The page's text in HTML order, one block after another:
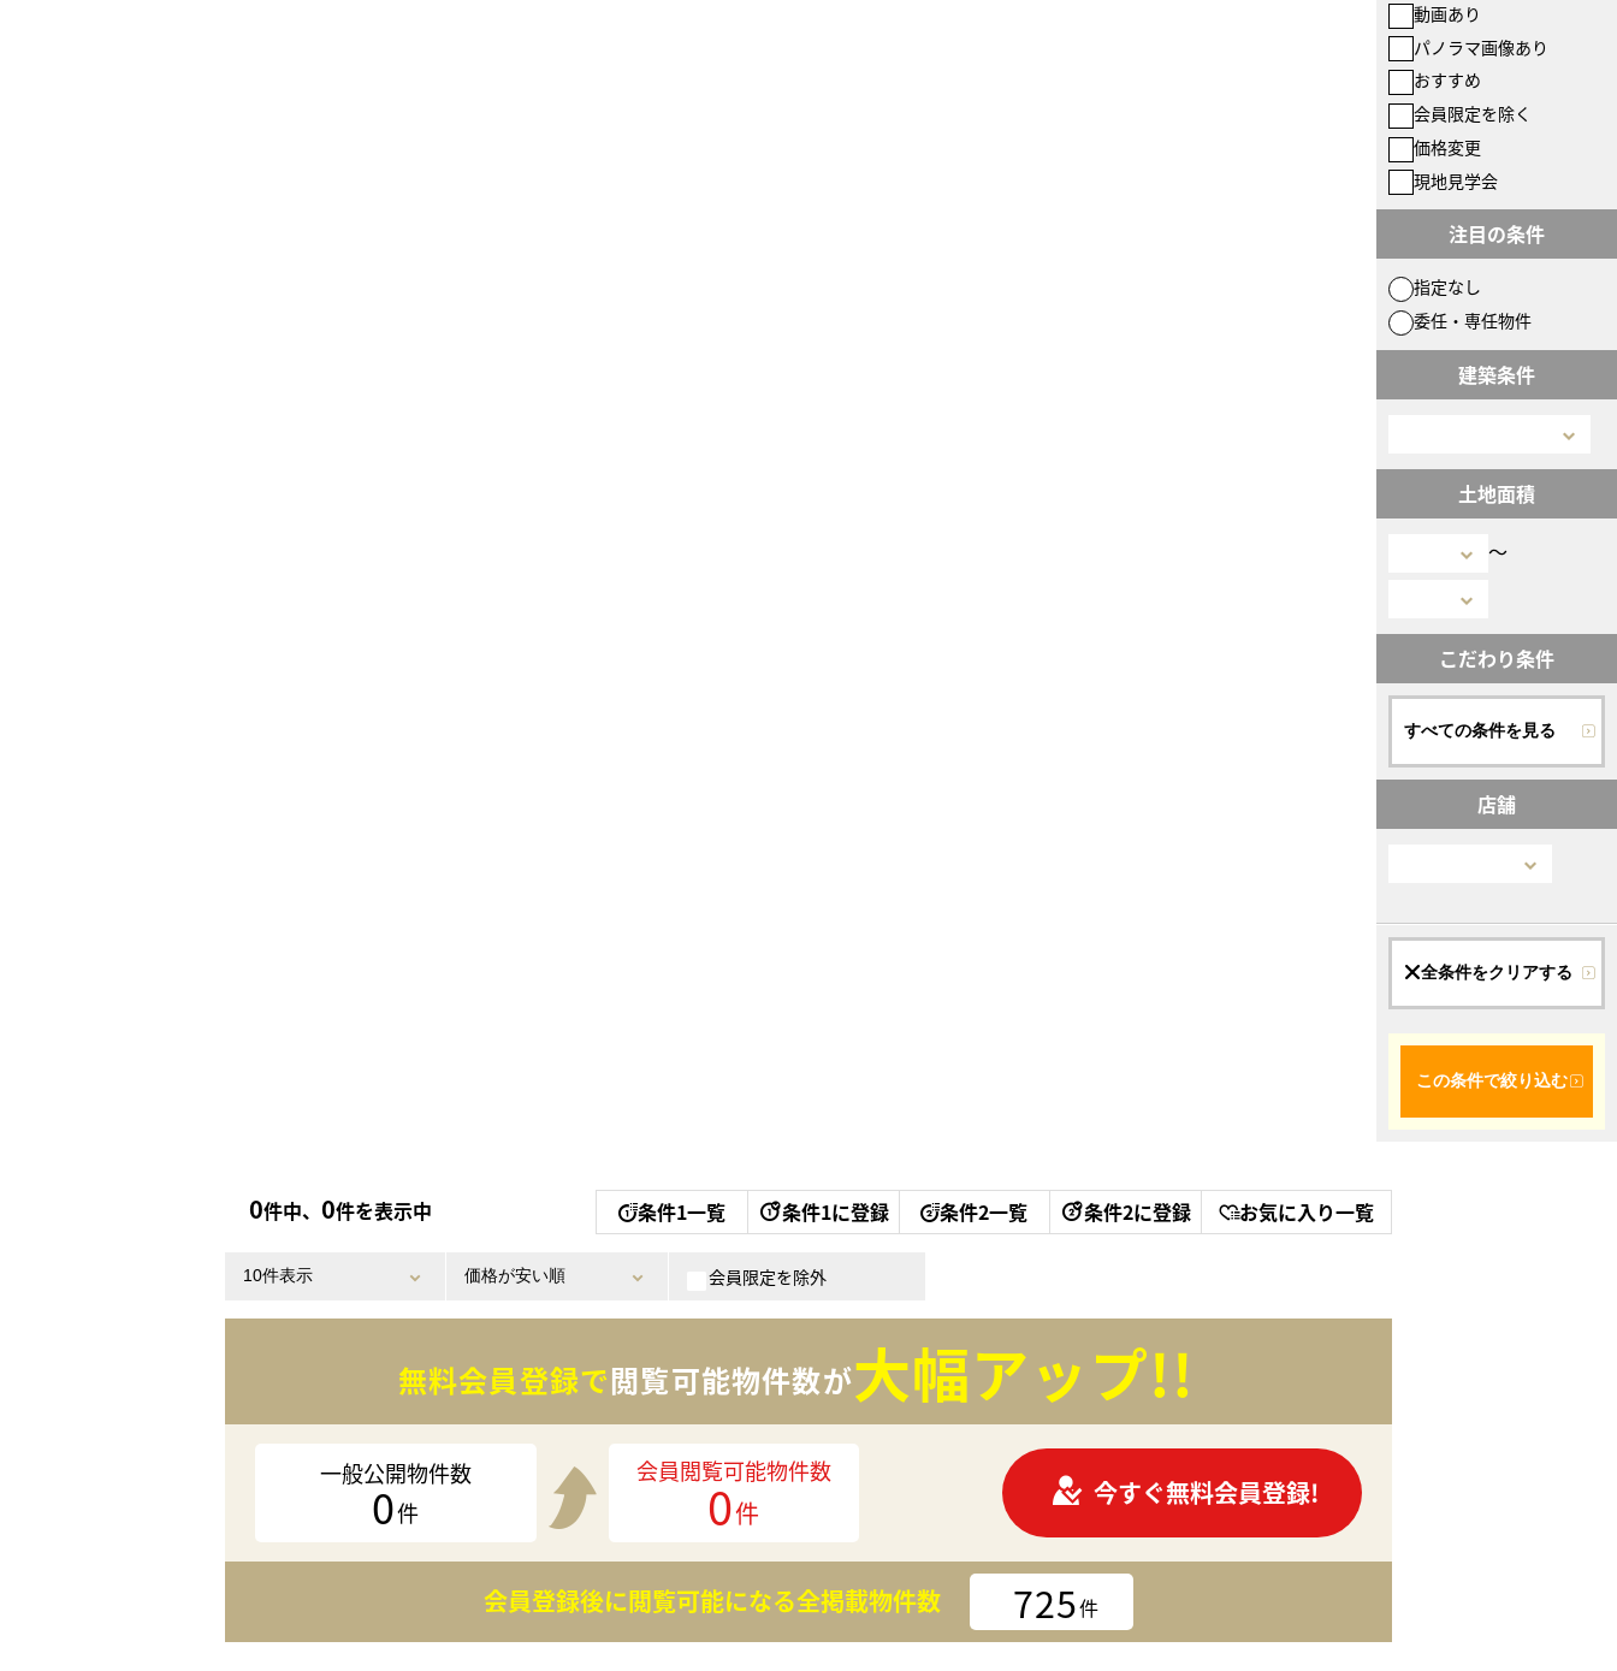
動画あり
パノラマ画像あり
おすすめ
会員限定を除く
価格変更
現地見学会
注目の条件
指定なし
委任・専任物件
建築条件
土地面積
〜
こだわり条件
すべての条件を見る
店舗
全条件をクリアする
この条件で絞り込む
0件中、 0件を表示中 条件1一覧 条件1に登録 条件2一覧 条件2に登録 お気に入り一覧
会員限定を除外
無料会員登録で閲覧可能物件数が大幅アップ!!
一般公開物件数
0件
会員閲覧可能物件数
0件
今すぐ無料会員登録!
会員登録後に閲覧可能になる全掲載物件数 725件